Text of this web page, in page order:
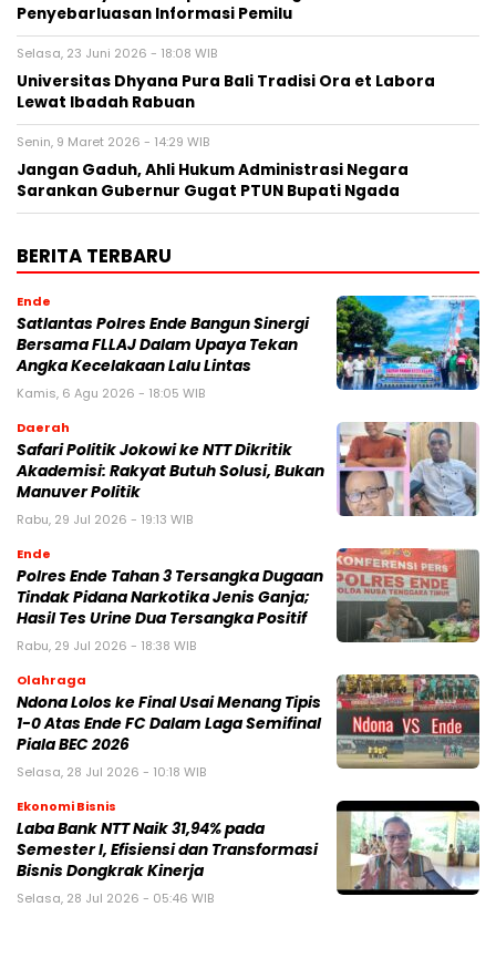
Penyebarluasan Informasi Pemilu
Selasa, 23 Juni 2026 - 18:08 WIB
Universitas Dhyana Pura Bali Tradisi Ora et Labora
Lewat Ibadah Rabuan
Senin, 9 Maret 2026 - 14:29 WIB
Jangan Gaduh, Ahli Hukum Administrasi Negara
Sarankan Gubernur Gugat PTUN Bupati Ngada
BERITA TERBARU
Ende
Satlantas Polres Ende Bangun Sinergi
Bersama FLLAJ Dalam Upaya Tekan
Angka Kecelakaan Lalu Lintas
Kamis, 6 Agu 2026 - 18:05 WIB
Daerah
Safari Politik Jokowi ke NTT Dikritik
Akademisi: Rakyat Butuh Solusi, Bukan
Manuver Politik
Rabu, 29 Jul 2026 - 19:13 WIB
Ende
Polres Ende Tahan 3 Tersangka Dugaan
Tindak Pidana Narkotika Jenis Ganja;
Hasil Tes Urine Dua Tersangka Positif
Rabu, 29 Jul 2026 - 18:38 WIB
Olahraga
Ndona Lolos ke Final Usai Menang Tipis
1-0 Atas Ende FC Dalam Laga Semifinal
Piala BEC 2026
Selasa, 28 Jul 2026 - 10:18 WIB
Ekonomi Bisnis
Laba Bank NTT Naik 31,94% pada
Semester I, Efisiensi dan Transformasi
Bisnis Dongkrak Kinerja
Selasa, 28 Jul 2026 - 05:46 WIB